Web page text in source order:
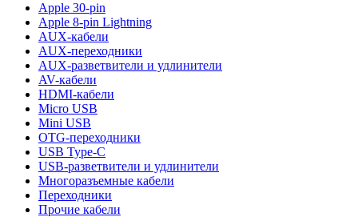
Apple 30-pin
Apple 8-pin Lightning
AUX-кабели
AUX-переходники
AUX-разветвители и удлинители
AV-кабели
HDMI-кабели
Micro USB
Mini USB
OTG-переходники
USB Type-C
USB-разветвители и удлинители
Многоразъемные кабели
Переходники
Прочие кабели